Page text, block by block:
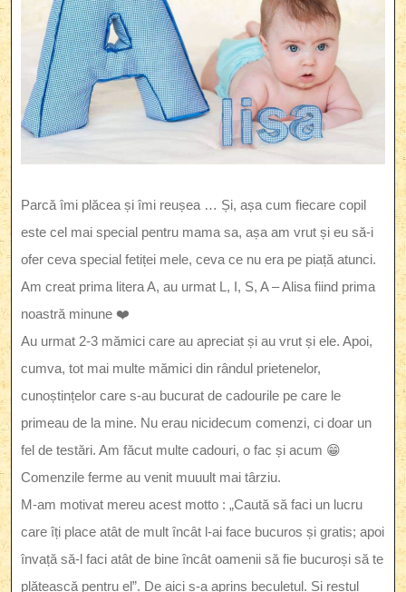
Parcă îmi plăcea și îmi reușea … Și, așa cum fiecare copil
este cel mai special pentru mama sa, așa am vrut și eu să-i
ofer ceva special fetiței mele, ceva ce nu era pe piață atunci.
Am creat prima litera A, au urmat L, I, S, A – Alisa fiind prima
noastră minune ❤️
Au urmat 2-3 mămici care au apreciat și au vrut și ele. Apoi,
cumva, tot mai multe mămici din rândul prietenelor,
cunoștințelor care s-au bucurat de cadourile pe care le
primeau de la mine. Nu erau nicidecum comenzi, ci doar un
fel de testări. Am făcut multe cadouri, o fac și acum 😁
Comenzile ferme au venit muuult mai târziu.
M-am motivat mereu acest motto : „Caută să faci un lucru
care îți place atât de mult încât l-ai face bucuros și gratis; apoi
învață să-l faci atât de bine încât oamenii să fie bucuroși să te
plătească pentru el”. De aici s-a aprins beculețul. Și restul